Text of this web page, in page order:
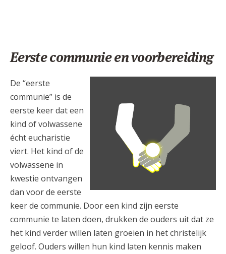
Eerste communie en voorbereiding
KN-Communie_tegel-
8.png
De “eerste
communie” is de
eerste keer dat een
kind of volwassene
écht eucharistie
viert. Het kind of de
volwassene in
kwestie ontvangen
dan voor de eerste
keer de communie. Door een kind zijn eerste
communie te laten doen, drukken de ouders uit dat ze
het kind verder willen laten groeien in het christelijk
geloof. Ouders willen hun kind laten kennis maken